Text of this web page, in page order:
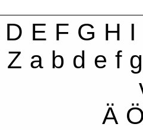
D E F G H I
Z a b d e f g
Ä